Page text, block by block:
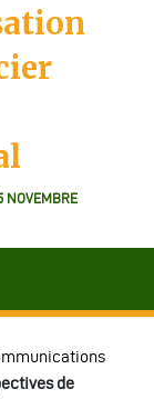
NOVEMBRE
de